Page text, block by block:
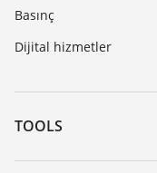
Basınç
Dijital hizmetler
TOOLS
Download’lar